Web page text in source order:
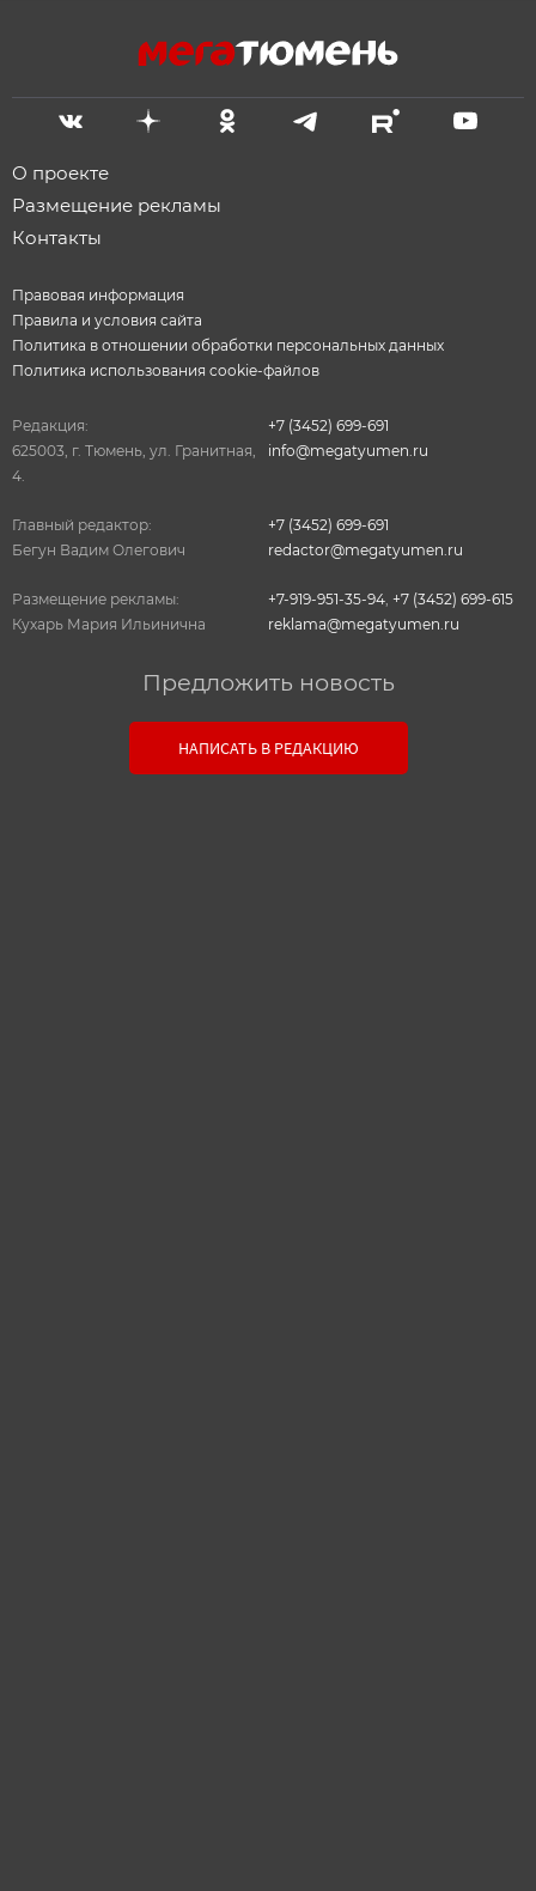
О проекте
Размещение рекламы
Контакты
Правовая информация
Правила и условия сайта
Политика в отношении обработки персональных данных
Политика использования cookie-файлов
Редакция:
625003, г. Тюмень, ул. Гранитная,
4.
+7 (3452) 699-691
info@megatyumen.ru
Главный редактор:
Бегун Вадим Олегович
+7 (3452) 699-691
redactor@megatyumen.ru
Размещение рекламы:
Кухарь Мария Ильинична
+7-919-951-35-94 +7 (3452) 699-615
reklama@megatyumen.ru
Предложить новость
НАПИСАТЬ В РЕДАКЦИЮ
Связь с редакцией
Оставьте свои настоящие контактные данные,